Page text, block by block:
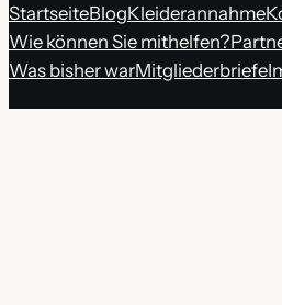
StartseiteBlogKleiderannahme
Wie können Sie mithelfen?
Was bisher warMitgliederbriefe